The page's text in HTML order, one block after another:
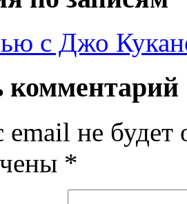
с Джо
комментарий
не будет
*